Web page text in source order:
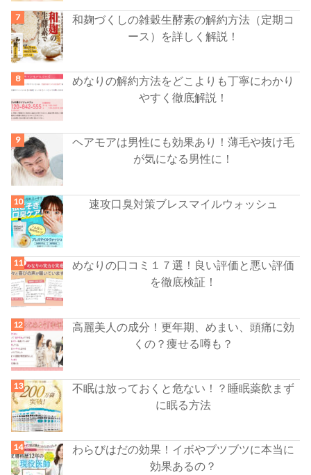
和麹づくしの雑穀生酵素の解約方法（定期コ
ース）を詳しく解説！
めなりの解約方法をどこよりも丁寧にわかり
やすく徹底解説！
ヘアモアは男性にも効果あり！薄毛や抜け毛
が気になる男性に！
速攻口臭対策ブレスマイルウォッシュ
めなりの口コミ１７選！良い評価と悪い評価
を徹底検証！
高麗美人の成分！更年期、めまい、頭痛に効
くの？痩せる噂も？
不眠は放っておくと危ない！？睡眠薬飲まず
に眠る方法
わらびはだの効果！イボやブツブツに本当に
効果あるの？